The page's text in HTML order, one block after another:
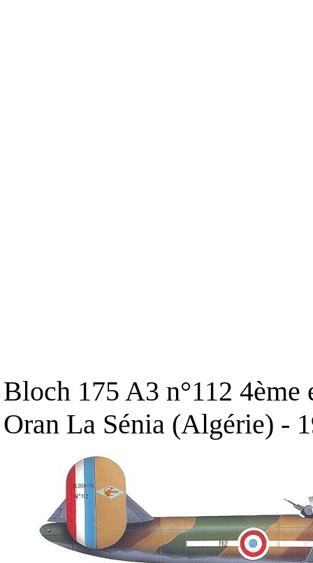
Bloch 175 A3 n°112
Oran La Sénia (Algérie) -